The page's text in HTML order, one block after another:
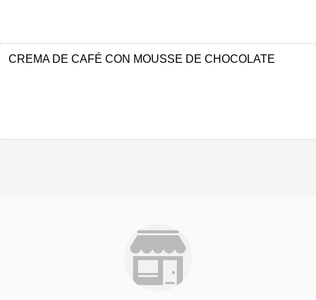
CREMA DE CAFÉ CON MOUSSE DE CHOCOLATE